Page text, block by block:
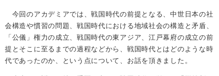
今回のアカデミアでは、戦国時代の前提となる、中世日本の社
会構造や慣習の問題、戦国時代における地域社会の構造と矛盾、
「公儀」権力の成立、戦国時代の東アジア、江戸幕府の成立の前
提とそこに至るまでの過程などから、戦国時代とはどのような時
代であったのか、という点について、お話を頂きました。